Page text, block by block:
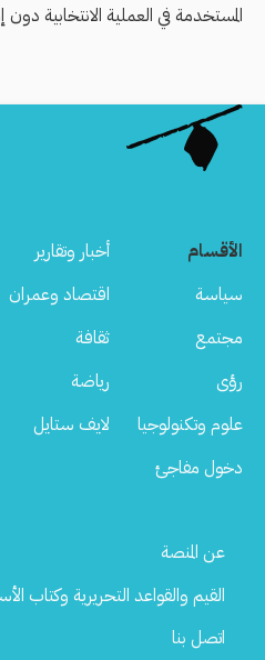
المستخدمة في العملية الانتخابية
الأقسام
أخبار وتقارير
سياسة
اقتصاد وعمران
مجتمع
ثقافة
رؤى
رياضة
علوم وتكنولوجيا
لايف ستايل
دخول مفاجئ
Footer
عن المنصة
القيم والقواعد التحريرية وكتاب
اتصل بنا